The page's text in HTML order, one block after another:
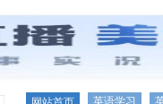
英语学习